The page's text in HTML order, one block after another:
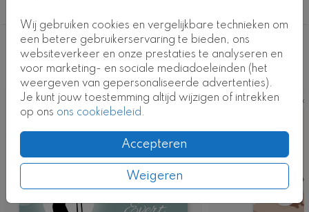
Wij gebruiken cookies en vergelijkbare technieken om
een betere gebruikerservaring te bieden, ons
websiteverkeer en onze prestaties te analyseren en
voor marketing- en sociale mediadoeleinden (het
weergeven van gepersonaliseerde advertenties).
Je kunt jouw toestemming altijd wijzigen of intrekken
op ons ons cookiebeleid.
Accepteren
Weigeren
Deze ontwerpen vind je misschien ook
leuk
Kaart